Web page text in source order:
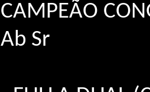
CAMPEÃO
Ab Sr